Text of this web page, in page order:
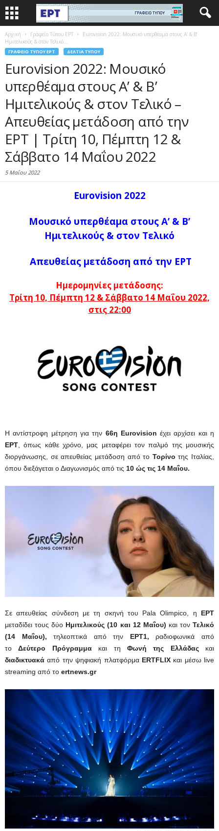
Αρχική Γραφείο Τύπου ΕΡΤ
Eurovision 2022: Μουσικό υπερθέαμα στους Α’ & Β’
Ημιτελικούς & στον Τελικό...
ΓΡΑΦΕΊΟ ΤΎΠΟΥ ΕΡΤ ΔΕΛΤΊΑ ΤΎΠΟΥ
Eurovision 2022: Μουσικό
υπερθέαμα στους Α’ & Β’
Ημιτελικούς & στον Τελικό –
Απευθείας μετάδοση από την
ΕΡΤ | Τρίτη 10, Πέμπτη 12 &
Σάββατο 14 Μαΐου 2022
5 Μαΐου 2022
Eurovision 2022
Μουσικό υπερθέαμα στους Α’ & Β’
Ημιτελικούς & στον Τελικό
Απευθείας μετάδοση από την ΕΡΤ
Ημερομηνίες μετάδοσης:
Τρίτη 10, Πέμπτη 12 & Σάββατο 14 Μαΐου 2022,
στις 22:00
Η αντίστροφη μέτρηση για την 66η Eurovision έχει αρχίσει και η
ΕΡΤ, όπως κάθε χρόνο, μας μεταφέρει τον παλμό της μουσικής
διοργάνωσης, σε απευθείας μετάδοση από το Τορίνο της Ιταλίας,
όπου διεξάγεται ο Διαγωνισμός από τις 10 ώς τις 14 Μαΐου.
Σε απευθείας σύνδεση με τη σκηνή του Pala Olimpico, η ΕΡΤ
μεταδίδει τους δύο Ημιτελικούς (10 και 12 Μαΐου) και τονΤελικό
(14 Μαΐου), τηλεοπτικά από την ΕΡΤ1, ραδιοφωνικά από
τοΔεύτερο Πρόγραμμακαι τη Φωνή της Ελλάδαςκαι
διαδικτυακά από την ψηφιακή πλατφόρμα ERTFLIXκαι μέσω live
streaming από το ertnews.gr